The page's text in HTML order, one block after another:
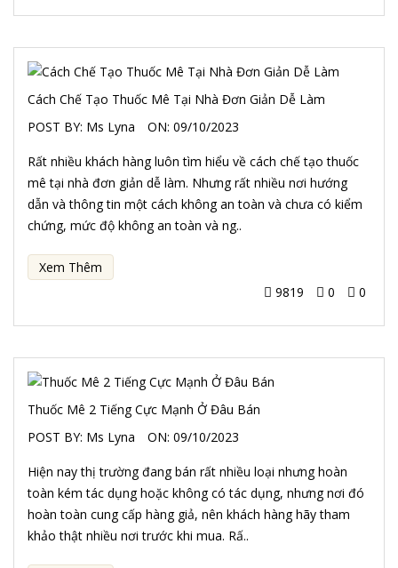
Cách Chế Tạo Thuốc Mê Tại Nhà Đơn Giản Dễ Làm
POST BY: Ms Lyna ON: 09/10/2023
Rất nhiều khách hàng luôn tìm hiểu về cách chế tạo thuốc
mê tại nhà đơn giản dễ làm. Nhưng rất nhiều nơi hướng
dẫn và thông tin một cách không an toàn và chưa có kiểm
chứng, mức độ không an toàn và ng..
Xem Thêm
9819
0 0
Thuốc Mê 2 Tiếng Cực Mạnh Ở Đâu Bán
POST BY: Ms Lyna ON: 09/10/2023
Hiện nay thị trường đang bán rất nhiều loại nhưng hoàn
toàn kém tác dụng hoặc không có tác dụng, nhưng nơi đó
hoàn toàn cung cấp hàng giả, nên khách hàng hãy tham
khảo thật nhiều nơi trước khi mua. Rấ..